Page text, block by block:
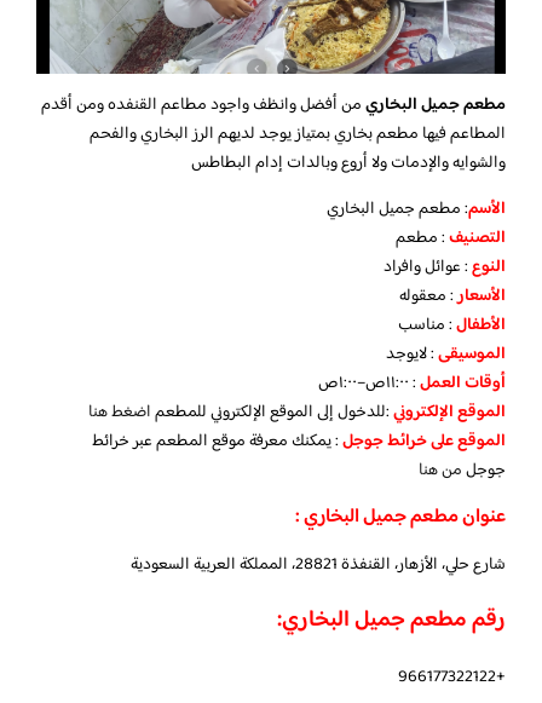
مطعم جميل البخاريمن أفضل وانظف واجود مطاعم القنفده ومن أقدم
المطاعم فيها مطعم بخاري بمتياز يوجد لديهم الرز البخاري والفحم
والشوايه والإدمات ولا أروع وبالدات إدام البطاطس
الأسم: مطعم جميل البخاري
التصنيف: مطعم
النوع: عوائل وافراد
الأسعار: معقوله
الأطفال: مناسب
الموسيقى: لايوجد
أوقات العمل: ١١:٠٠ص–١:٠٠ص
الموقع الإلكتروني:للدخول إلى الموقع الإلكتروني للمطعماضغط هنا
الموقع على خرائط جوجل: يمكنك معرفة موقع المطعم عبر خرائط
جوجلمن هنا
عنوان مطعم جميل البخاري :
شارع حلي، الأزهار، القنفذة 28821، المملكة العربية السعودية
رقم مطعم جميل البخاري:
+966177322122